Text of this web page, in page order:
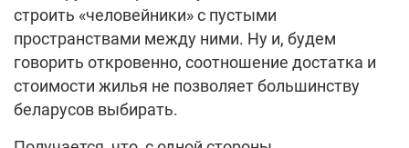
строить «человейники» с пустыми
пространствами между ними. Ну и, будем
говорить откровенно, соотношение достатка и
стоимости жилья не позволяет большинству
беларусов выбирать.